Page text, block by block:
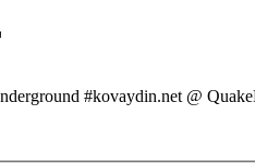
#kovaydin.net @